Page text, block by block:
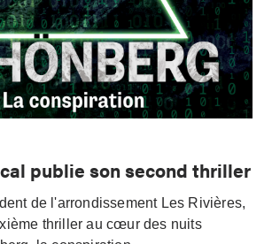
publie son second thriller
de l'arrondissement Les Rivières,
thriller au cœur des nuits